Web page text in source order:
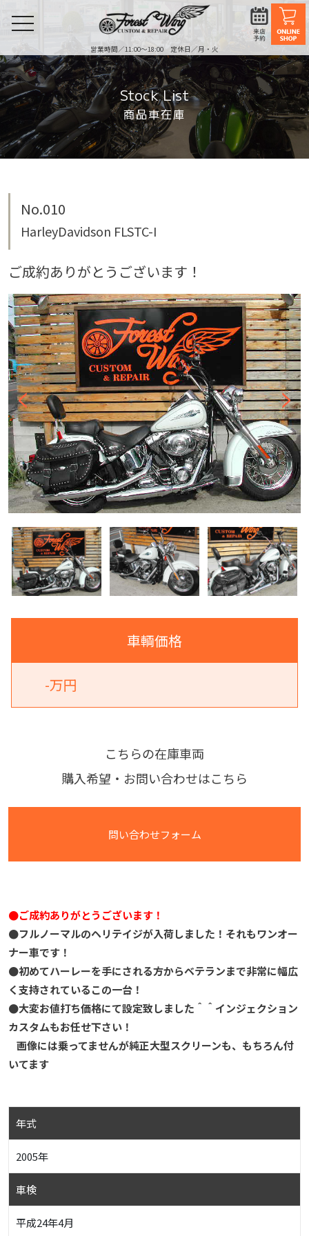
営業時間／11:00〜18:00 定休日／月・火
toggle
navigation
Stock List
商品車在庫
No.010
HarleyDavidson FLSTC-I
ご成約ありがとうございます！
車輌価格
-万円
こちらの在庫車両
購入希望・お問い合わせはこちら
問い合わせフォーム
●ご成約ありがとうございます！
●フルノーマルのヘリテイジが入荷しました！それもワンオー
ナー車です！
●初めてハーレーを手にされる方からベテランまで非常に幅広
く支持されているこの一台！
●大変お値打ち価格にて設定致しました＾＾インジェクション
カスタムもお任せ下さい！
画像には乗ってませんが純正大型スクリーンも、もちろん付
いてます
年式
2005年
車検
平成24年4月